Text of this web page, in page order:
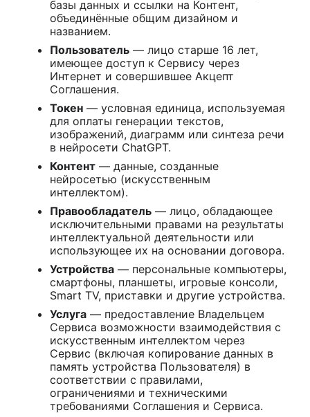
базы данных и ссылки на Контент,
объединённые общим дизайном и
названием.
Пользователь — лицо старше 16 лет,
имеющее доступ к Сервису через
Интернет и совершившее Акцепт
Соглашения.
Токен — условная единица, используемая
для оплаты генерации текстов,
изображений, диаграмм или синтеза речи
в нейросети ChatGPT.
Контент — данные, созданные
нейросетью (искусственным
интеллектом).
Правообладатель — лицо, обладающее
исключительными правами на результаты
интеллектуальной деятельности или
использующее их на основании договора.
Устройства — персональные компьютеры,
смартфоны, планшеты, игровые консоли,
Smart TV, приставки и другие устройства.
Услуга — предоставление Владельцем
Сервиса возможности взаимодействия с
искусственным интеллектом через
Сервис (включая копирование данных в
память устройства Пользователя) в
соответствии с правилами,
ограничениями и техническими
требованиями Соглашения и Сервиса.